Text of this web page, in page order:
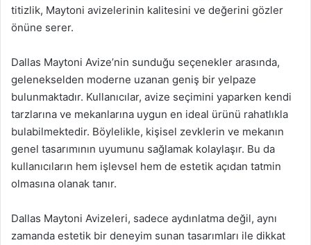
titizlik, Maytoni avizelerinin kalitesini ve değerini gözler
önüne serer.
Dallas Maytoni Avize’nin sunduğu seçenekler arasında,
gelenekselden moderne uzanan geniş bir yelpaze
bulunmaktadır. Kullanıcılar, avize seçimini yaparken kendi
tarzlarına ve mekanlarına uygun en ideal ürünü rahatlıkla
bulabilmektedir. Böylelikle, kişisel zevklerin ve mekanın
genel tasarımının uyumunu sağlamak kolaylaşır. Bu da
kullanıcıların hem işlevsel hem de estetik açıdan tatmin
olmasına olanak tanır.
Dallas Maytoni Avizeleri, sadece aydınlatma değil, aynı
zamanda estetik bir deneyim sunan tasarımları ile dikkat